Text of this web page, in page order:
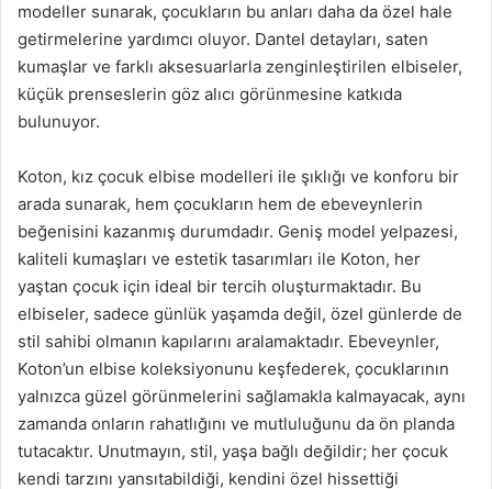
modeller sunarak, çocukların bu anları daha da özel hale
getirmelerine yardımcı oluyor. Dantel detayları, saten
kumaşlar ve farklı aksesuarlarla zenginleştirilen elbiseler,
küçük prenseslerin göz alıcı görünmesine katkıda
bulunuyor.
Koton, kız çocuk elbise modelleri ile şıklığı ve konforu bir
arada sunarak, hem çocukların hem de ebeveynlerin
beğenisini kazanmış durumdadır. Geniş model yelpazesi,
kaliteli kumaşları ve estetik tasarımları ile Koton, her
yaştan çocuk için ideal bir tercih oluşturmaktadır. Bu
elbiseler, sadece günlük yaşamda değil, özel günlerde de
stil sahibi olmanın kapılarını aralamaktadır. Ebeveynler,
Koton’un elbise koleksiyonunu keşfederek, çocuklarının
yalnızca güzel görünmelerini sağlamakla kalmayacak, aynı
zamanda onların rahatlığını ve mutluluğunu da ön planda
tutacaktır. Unutmayın, stil, yaşa bağlı değildir; her çocuk
kendi tarzını yansıtabildiği, kendini özel hissettiği